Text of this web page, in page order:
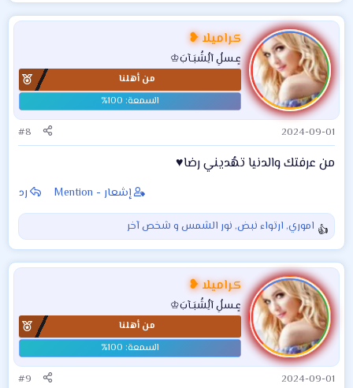
ت
ف
ا
ع
ل
ا
ت
:
كراميلا ❥
عٍـسلُِ آلُِشُبَـآبَ♔
من أهلنا
2024-09-01
#8
من عرفتك والدنيا تهُديني رضا♥️
إشعار - Mention رد
ا
ل
ت
ف
ا
ع
ل
ا
ت
:
اموري, ارتواء نبض, نور الشمس و شخص آخر
كراميلا ❥
عٍـسلُِ آلُِشُبَـآبَ♔
من أهلنا
2024-09-01
#9